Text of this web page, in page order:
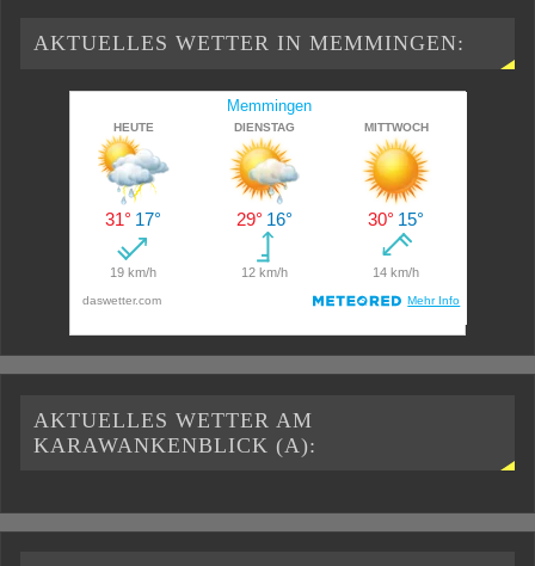
AKTUELLES WETTER IN MEMMINGEN:
AKTUELLES WETTER AM
KARAWANKENBLICK (A):